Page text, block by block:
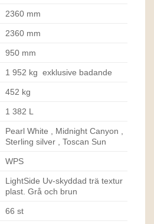
2360 mm
2360 mm
950 mm
1 952 kg exklusive badande
452 kg
1 382 L
Pearl White , Midnight Canyon ,
Sterling silver , Toscan Sun
WPS
LightSide Uv-skyddad trä textur
plast. Grå och brun
66 st